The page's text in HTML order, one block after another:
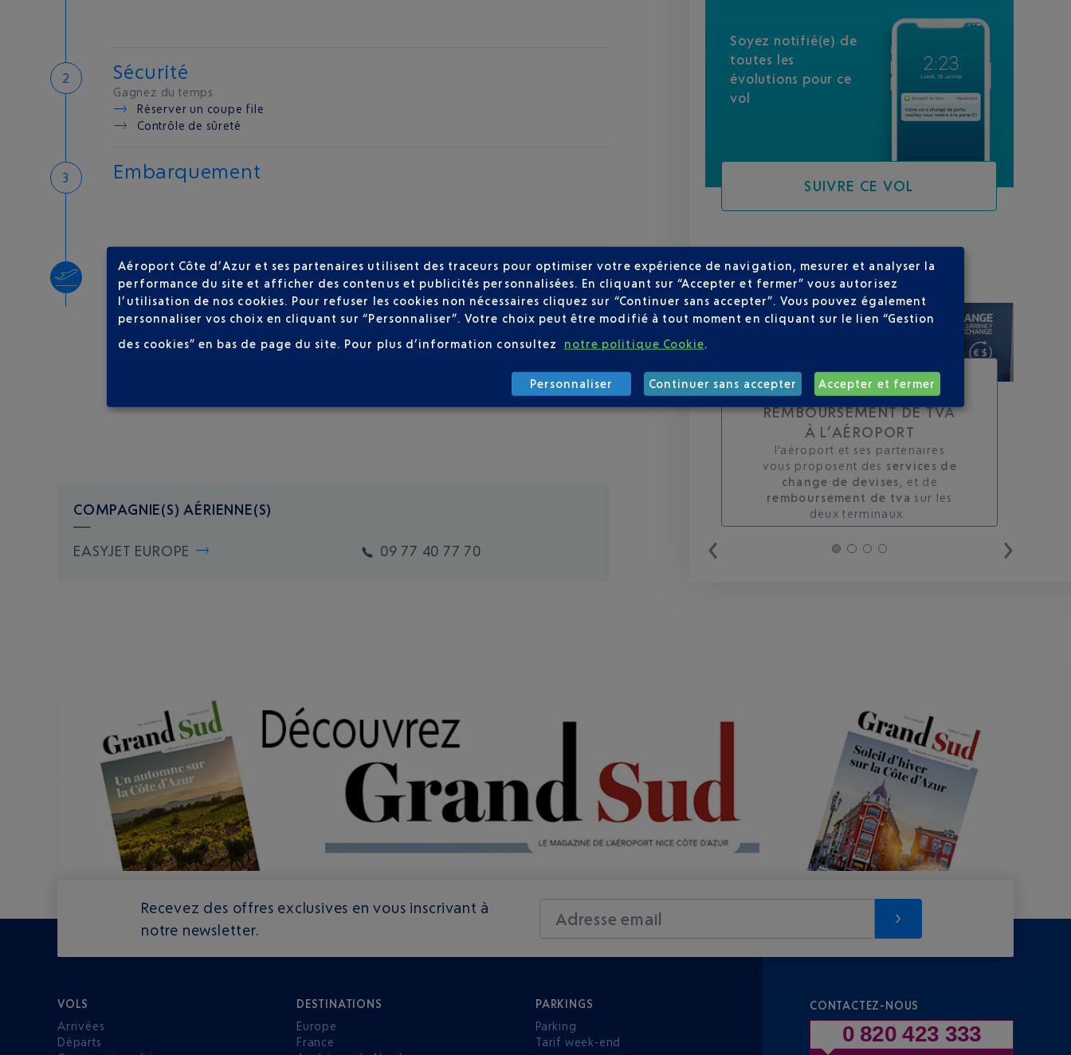
Sécurité
Gagnez du temps
Réserver un coupe file
Contrôle de sûreté
Embarquement
Décollage
Type d'appareil : A320
COMPAGNIE(S) AÉRIENNE(S)
EASYJET EUROPE 09 77 40 77 70
Soyez notifié(e) de
toutes les
évolutions pour ce
vol
SUIVRE CE VOL
SUR VOTRE PARCOURS
TOUS LES SERVICES DE
CHANGE ET DE
REMBOURSEMENT DE TVA
À L’AÉROPORT
l'aéroport et ses partenaires
vous proposent des services de
change de devises , et de
remboursement de tva sur les
deux terminaux. ​
Recevez des offres exclusives en vous inscrivant à
notre newsletter.
Adresse email
VOLS
Arrivées
Départs
DESTINATIONS
Europe
France
PARKINGS
Parking
Tarif week-end
CONTACTEZ-NOUS
0 820 423 333
Aéroport Côte d’Azur et ses partenaires utilisent des traceurs pour optimiser votre expérience de navigation, mesurer et analyser la
performance du site et afficher des contenus et publicités personnalisées. En cliquant sur “Accepter et fermer” vous autorisez
l’utilisation de nos cookies. Pour refuser les cookies non nécessaires cliquez sur “Continuer sans accepter”. Vous pouvez également
personnaliser vos choix en cliquant sur “Personnaliser”. Votre choix peut être modifié à tout moment en cliquant sur le lien “Gestion
des cookies” en bas de page du site. Pour plus d’information consultez notre politique Cookie
Personnaliser Continuer sans accepter Accepter et fermer